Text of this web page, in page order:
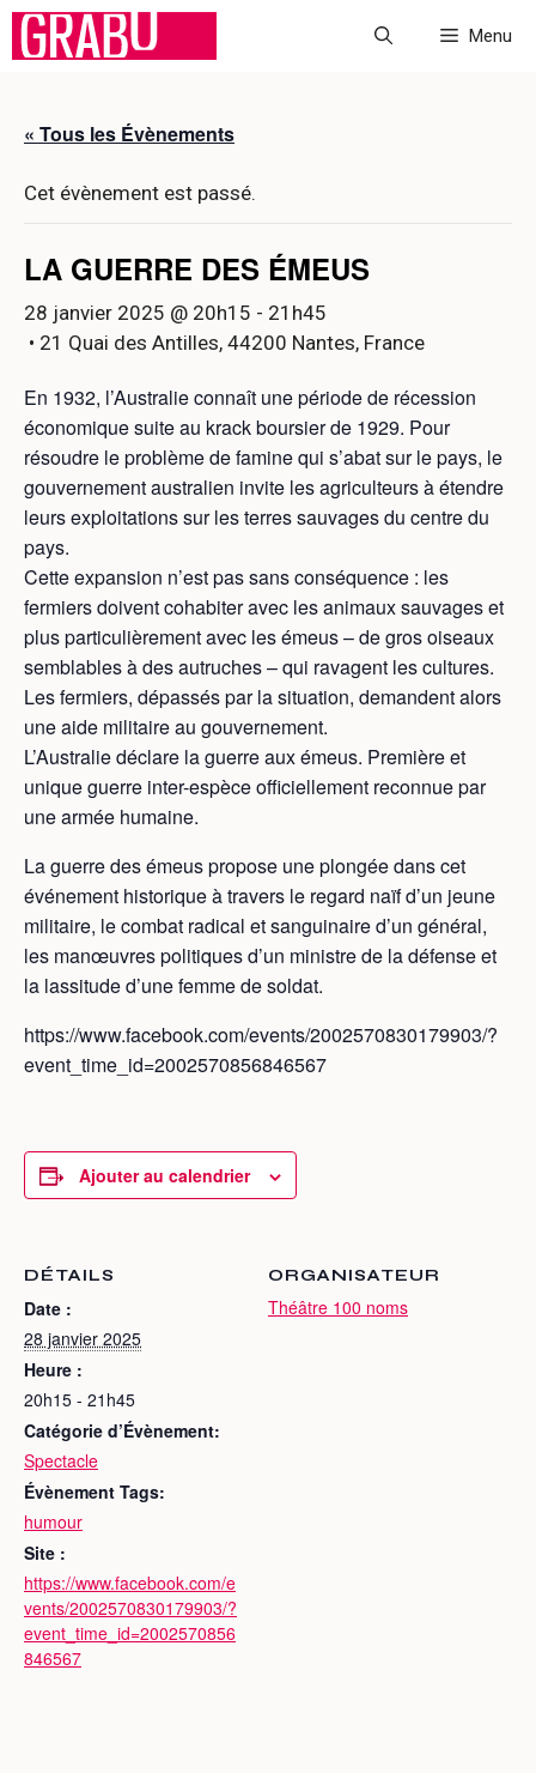
Aller
Menu
« Tous les Évènements
Cet évènement est passé.
LA GUERRE DES ÉMEUS
28 janvier 2025 @ 20h15 - 21h45
• 21 Quai des Antilles, 44200 Nantes, France
En 1932, l’Australie connaît une période de récession
économique suite au krack boursier de 1929. Pour
résoudre le problème de famine qui s’abat sur le pays, le
gouvernement australien invite les agriculteurs à étendre
leurs exploitations sur les terres sauvages du centre du
pays.
Cette expansion n’est pas sans conséquence : les
fermiers doivent cohabiter avec les animaux sauvages et
plus particulièrement avec les émeus – de gros oiseaux
semblables à des autruches – qui ravagent les cultures.
Les fermiers, dépassés par la situation, demandent alors
une aide militaire au gouvernement.
L’Australie déclare la guerre aux émeus. Première et
unique guerre inter-espèce officiellement reconnue par
une armée humaine.
La guerre des émeus propose une plongée dans cet
événement historique à travers le regard naïf d’un jeune
militaire, le combat radical et sanguinaire d’un général,
les manœuvres politiques d’un ministre de la défense et
la lassitude d’une femme de soldat.
https://www.facebook.com/events/2002570830179903/?
event_time_id=2002570856846567
Ajouter au calendrier
DÉTAILS
Date :
28 janvier 2025
Heure :
20h15 - 21h45
Catégorie d’Évènement:
Spectacle
Évènement Tags:
humour
Site :
https://www.facebook.com/e
vents/2002570830179903/?
event_time_id=2002570856
846567
ORGANISATEUR
Théâtre 100 noms